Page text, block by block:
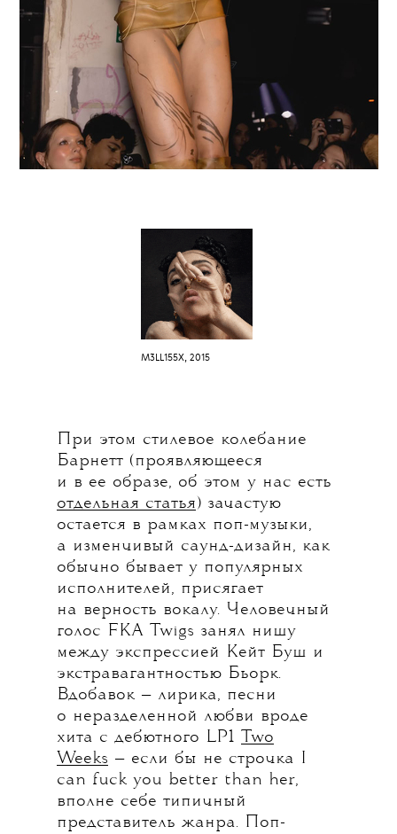
M3LL155X, 2015
При этом стилевое колебание
Барнетт (проявляющееся
и в ее образе, об этом у нас есть
отдельная статья) зачастую
остается в рамках поп-музыки,
а изменчивый саунд-дизайн, как
обычно бывает у популярных
исполнителей, присягает
на верность вокалу. Человечный
голос FKA Twigs занял нишу
между экспрессией Кейт Буш и
экстравагантностью Бьорк.
Вдобавок — лирика, песни
о неразделенной любви вроде
хита с дебютного LP1
Two
Weeks — если бы не строчка I
can fuck you better than her,
вполне себе типичный
представитель жанра. Поп-